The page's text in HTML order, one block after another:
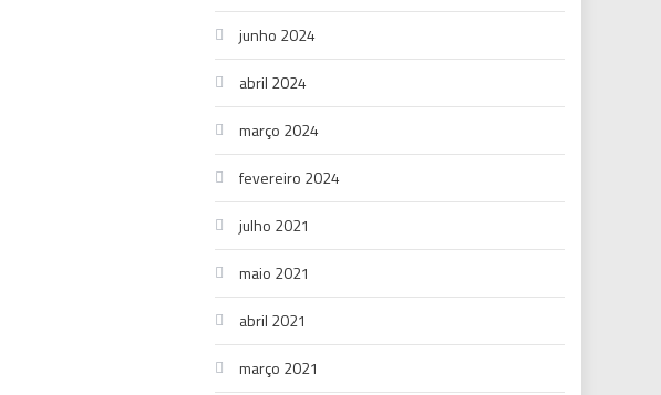
junho 2024
abril 2024
março 2024
fevereiro 2024
julho 2021
maio 2021
abril 2021
março 2021